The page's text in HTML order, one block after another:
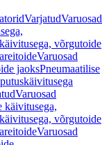
VarjatudVaruosad
võrgutoide
Varuosad
jaoksPneumaatilise
Varuosad
käivitusega,
võrgutoide
Varuosad